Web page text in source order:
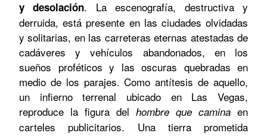
y desolación. La escenografía, destructiva y
derruida, está presente en las ciudades olvidadas
y solitarias, en las carreteras eternas atestadas de
cadáveres y vehículos abandonados, en los
sueños proféticos y las oscuras quebradas en
medio de los parajes. Como antítesis de aquello,
un infierno terrenal ubicado en Las Vegas,
reproduce la figura del hombre que camina en
carteles publicitarios. Una tierra prometida